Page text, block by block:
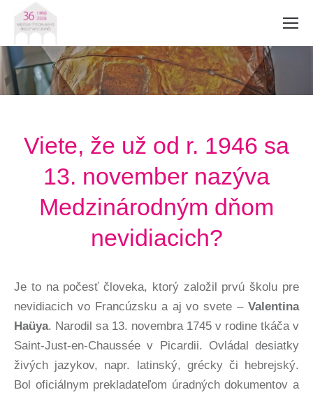
Viete, že už od r. 1946 sa
13. november nazýva
Medzinárodným dňom
nevidiacich?
Je to na počesť človeka, ktorý založil prvú školu pre
nevidiacich vo Francúzsku a aj vo svete – Valentina
Haüya. Narodil sa 13. novembra 1745 v rodine tkáča v
Saint-Just-en-Chaussée v Picardii. Ovládal desiatky
živých jazykov, napr. latinský, grécky či hebrejský.
Bol oficiálnym prekladateľom úradných dokumentov a